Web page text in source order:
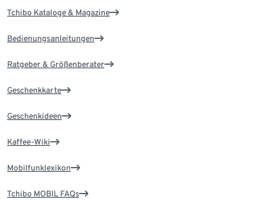
Tchibo Kataloge & Magazine
Bedienungsanleitungen
Ratgeber & Größenberater
Geschenkkarte
Geschenkideen
Kaffee-Wiki
Mobilfunklexikon
Tchibo MOBIL FAQs